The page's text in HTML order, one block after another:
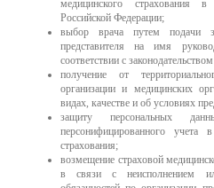
медицинского страхования в
Российской Федерации;
выбор врача путем подачи
представителя на имя
соответствии с
получение от
организации и медицинских
видах, качестве и об условиях
защиту персональных
персонифицированного учета
страхования;
возмещение страховой
в связи с неисполнением